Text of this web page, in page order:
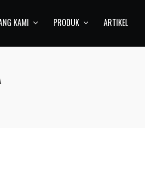
KAMI PRODUK ARTIKEL